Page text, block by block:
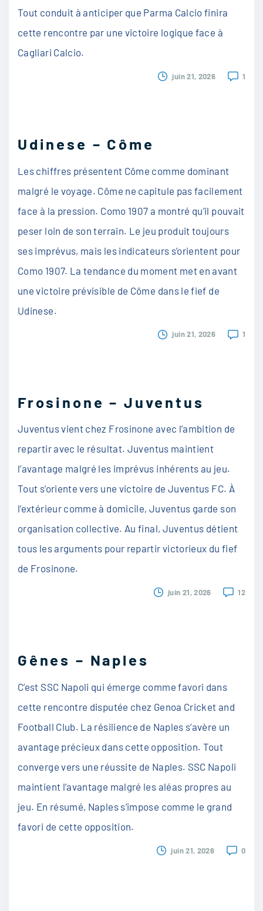
Tout conduit à anticiper que Parma Calcio finira
cette rencontre par une victoire logique face à
Cagliari Calcio.
1
juin 21, 2026
Udinese – Côme
Les chiffres présentent Côme comme dominant
malgré le voyage. Côme ne capitule pas facilement
face à la pression. Como 1907 a montré qu’il pouvait
peser loin de son terrain. Le jeu produit toujours
ses imprévus, mais les indicateurs s’orientent pour
Como 1907. La tendance du moment met en avant
une victoire prévisible de Côme dans le fief de
Udinese.
1
juin 21, 2026
Frosinone – Juventus
Juventus vient chez Frosinone avec l’ambition de
repartir avec le résultat. Juventus maintient
l’avantage malgré les imprévus inhérents au jeu.
Tout s’oriente vers une victoire de Juventus FC. À
l’extérieur comme à domicile, Juventus garde son
organisation collective. Au final, Juventus détient
tous les arguments pour repartir victorieux du fief
de Frosinone.
12
juin 21, 2026
Gênes – Naples
C’est SSC Napoli qui émerge comme favori dans
cette rencontre disputée chez Genoa Cricket and
Football Club. La résilience de Naples s’avère un
avantage précieux dans cette opposition. Tout
converge vers une réussite de Naples. SSC Napoli
maintient l’avantage malgré les aléas propres au
jeu. En résumé, Naples s’impose comme le grand
favori de cette opposition.
0
juin 21, 2026